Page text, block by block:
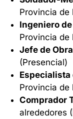
Provincia de
Ingeniero
Provincia de
Jefe de
(Presencial)
Especialista
Provincia de
Comprador
alrededores